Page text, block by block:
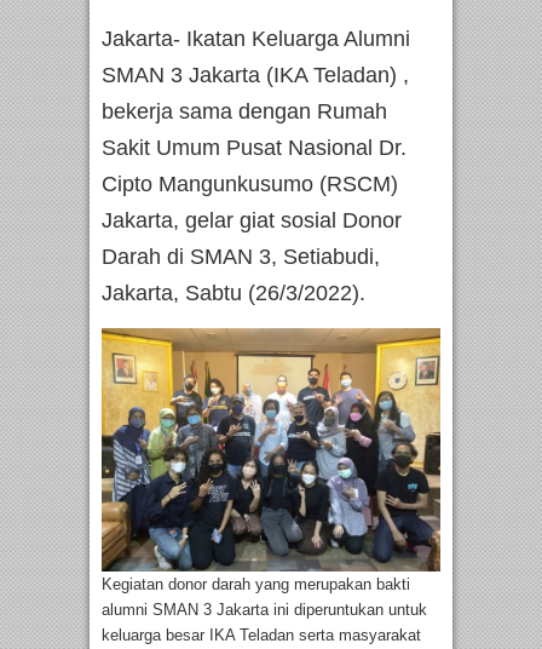
Jakarta- Ikatan Keluarga Alumni
SMAN 3 Jakarta (IKA Teladan) ,
bekerja sama dengan Rumah
Sakit Umum Pusat Nasional Dr.
Cipto Mangunkusumo (RSCM)
Jakarta, gelar giat sosial Donor
Darah di SMAN 3, Setiabudi,
Jakarta, Sabtu (26/3/2022).
Kegiatan donor darah yang merupakan bakti
alumni SMAN 3 Jakarta ini diperuntukan untuk
keluarga besar IKA Teladan serta masyarakat